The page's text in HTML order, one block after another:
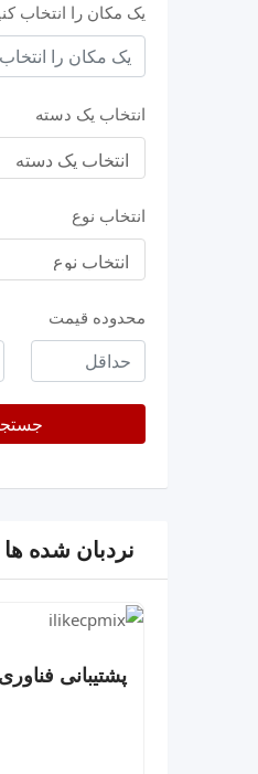
یک مکان را انتخاب
انتخاب یک دسته
انتخاب نوع
محدوده قیمت
حداقل
قیمت
نردبان شده ها
پشتیبانی